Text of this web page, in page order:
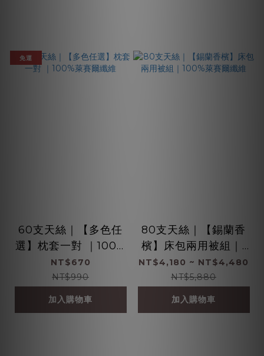
免運
60支天絲｜【多色任
選】枕套一對 ｜100%
萊賽爾纖維
NT$670
NT$990
加入購物車
80支天絲｜【錫蘭香
檳】床包兩用被組｜1
00%萊賽爾纖維
NT$4,180 ~ NT$4,480
NT$5,880
加入購物車